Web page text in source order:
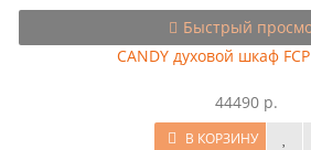
Быстрый
CANDY духовой шкаф
44490 р.
В КОРЗИНУ